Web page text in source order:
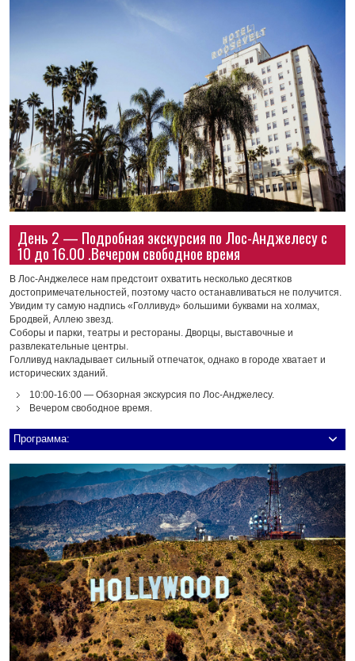
День 2 — Подробная экскурсия по Лос-Анджелесу с
10 до 16.00 .Вечером свободное время
В Лос-Анджелесе нам предстоит охватить несколько десятков
достопримечательностей, поэтому часто останавливаться не получится.
Увидим ту самую надпись «Голливуд» большими буквами на холмах,
Бродвей, Аллею звезд.
Соборы и парки, театры и рестораны. Дворцы, выставочные и
развлекательные центры.
Голливуд накладывает сильный отпечаток, однако в городе хватает и
исторических зданий.
10:00-16:00 — Обзорная экскурсия по Лос-Анджелесу.
Вечером свободное время.
Программа: